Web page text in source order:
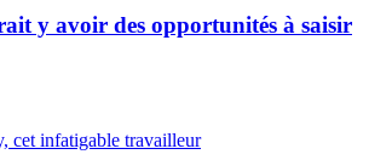
y avoir des opportunités à saisir